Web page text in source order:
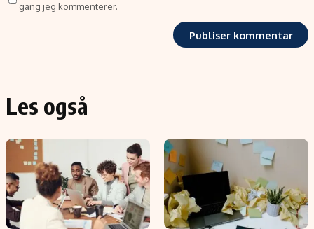
gang jeg kommenterer.
Les også